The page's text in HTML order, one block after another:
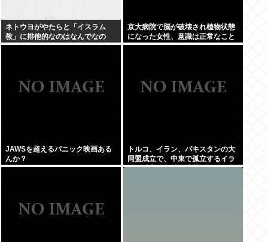
ネトウヨがやたらと「イスラム
教」に排他的なのはなんでなの
京大病院で脳が破壊され植物状態
になった女性、意識は正常なこと
が確認されおわる
JAWSを超えるパニック映画ある
んか？
トルコ、イラン、パキスタンの大
同盟成立で、中東で孤立するイラ
ンは滅亡不可避な情勢へwww